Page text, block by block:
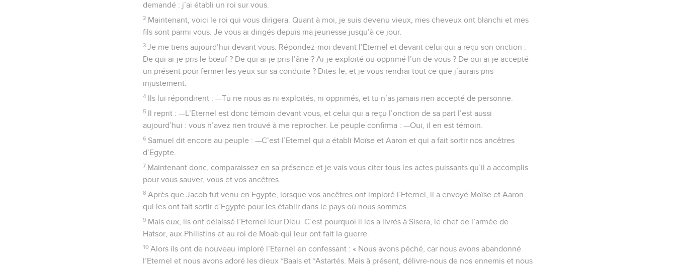
demandé : j’ai établi un roi sur vous.
2 Maintenant, voici le roi qui vous dirigera. Quant à moi, je suis devenu vieux, mes cheveux ont blanchi et mes
fils sont parmi vous. Je vous ai dirigés depuis ma jeunesse jusqu’à ce jour.
3 Je me tiens aujourd’hui devant vous. Répondez-moi devant l’Eternel et devant celui qui a reçu son onction :
De qui ai-je pris le bœuf ? De qui ai-je pris l’âne ? Ai-je exploité ou opprimé l’un de vous ? De qui ai-je accepté
un présent pour fermer les yeux sur sa conduite ? Dites-le, et je vous rendrai tout ce que j’aurais pris
injustement.
4 Ils lui répondirent : —Tu ne nous as ni exploités, ni opprimés, et tu n’as jamais rien accepté de personne.
5 Il reprit : —L’Eternel est donc témoin devant vous, et celui qui a reçu l’onction de sa part l’est aussi
aujourd’hui : vous n’avez rien trouvé à me reprocher. Le peuple confirma : —Oui, il en est témoin.
6 Samuel dit encore au peuple : —C’est l’Eternel qui a établi Moïse et Aaron et qui a fait sortir nos ancêtres
d’Egypte.
7 Maintenant donc, comparaissez en sa présence et je vais vous citer tous les actes puissants qu’il a accomplis
pour vous sauver, vous et vos ancêtres.
8 Après que Jacob fut venu en Egypte, lorsque vos ancêtres ont imploré l’Eternel, il a envoyé Moïse et Aaron
qui les ont fait sortir d’Egypte pour les établir dans le pays où nous sommes.
9 Mais eux, ils ont délaissé l’Eternel leur Dieu. C’est pourquoi il les a livrés à Sisera, le chef de l’armée de
Hatsor, aux Philistins et au roi de Moab qui leur ont fait la guerre.
10 Alors ils ont de nouveau imploré l’Eternel en confessant : « Nous avons péché, car nous avons abandonné
l’Eternel et nous avons adoré les dieux *Baals et *Astartés. Mais à présent, délivre-nous de nos ennemis et nous